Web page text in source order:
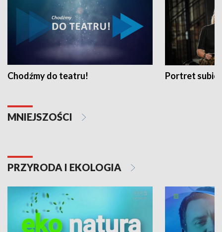
Chodźmy do teatru! Portret
MNIEJSZOŚCI
PRZYRODA I EKOLOGIA